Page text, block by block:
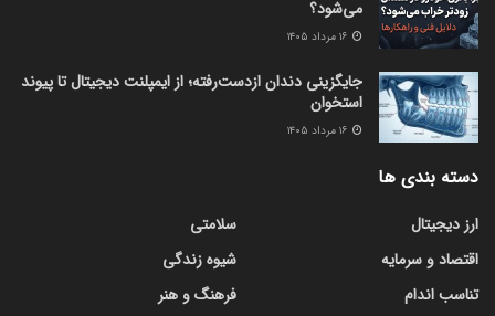
می‌شود؟
جایگزینی دندان ازدست‌رفته؛ از ایمپلنت دیجیتال تا پیوند
استخوان
دسته بندی ها
ارز دیجیتال
اقتصاد و سرمایه
تناسب اندام
سلامتی
شیوه زندگی
فرهنگ و هنر